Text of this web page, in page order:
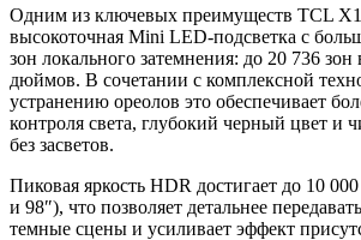
Одним из ключевых преимуществ TCL
высокоточная Mini LED-подсветка с
зон локального затемнения: до 20 736 зон
дюймов. В сочетании с комплексной
устранению ореолов это обеспечивает
контроля света, глубокий черный цвет и
без засветов.
Пиковая яркость HDR достигает до 10
и 98″), что позволяет детальнее
темные сцены и усиливает эффект